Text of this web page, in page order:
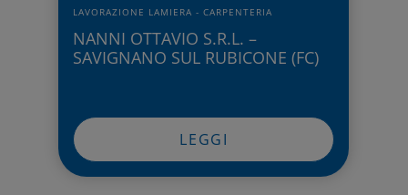
LAVORAZIONE LAMIERA - CARPENTERIA
NANNI OTTAVIO S.R.L. –
SAVIGNANO SUL RUBICONE (FC)
LEGGI